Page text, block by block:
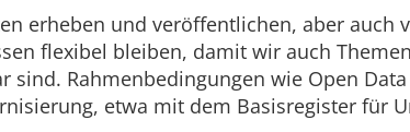
erheben und veröffentlichen, aber auch
flexibel bleiben, damit wir auch
Rahmenbedingungen wie Open
etwa mit dem Basisregister für